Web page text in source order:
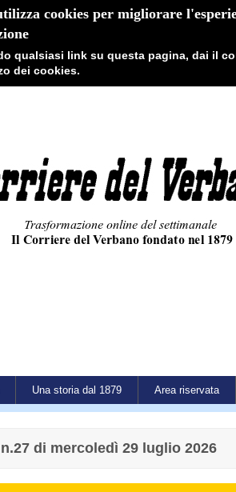
cookies per migliorare
qualsiasi link su questa pagina, dai il
dei cookies.
Una storia dal 1879 Area riservata
di mercoledì 29 luglio 2026